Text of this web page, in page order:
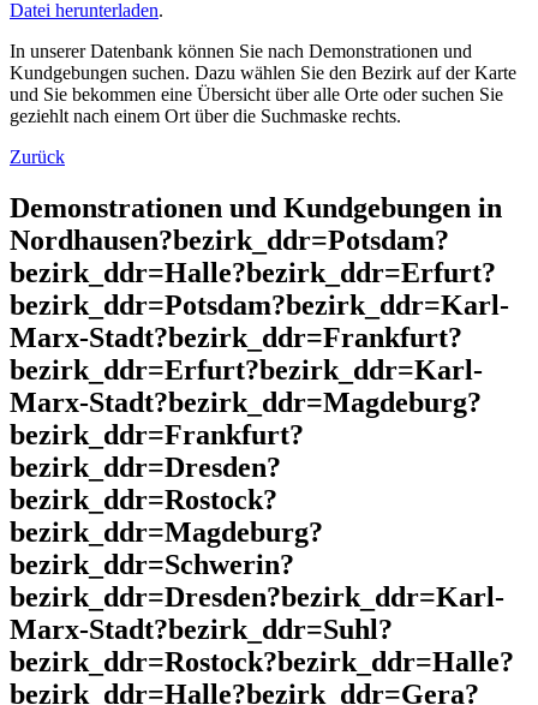
Datei herunterladen.
In unserer Datenbank können Sie nach Demonstrationen und
Kundgebungen suchen. Dazu wählen Sie den Bezirk auf der Karte
und Sie bekommen eine Übersicht über alle Orte oder suchen Sie
geziehlt nach einem Ort über die Suchmaske rechts.
Zurück
Demonstrationen und Kundgebungen in
Nordhausen?bezirk_ddr=Potsdam?
bezirk_ddr=Halle?bezirk_ddr=Erfurt?
bezirk_ddr=Potsdam?bezirk_ddr=Karl-
Marx-Stadt?bezirk_ddr=Frankfurt?
bezirk_ddr=Erfurt?bezirk_ddr=Karl-
Marx-Stadt?bezirk_ddr=Magdeburg?
bezirk_ddr=Frankfurt?
bezirk_ddr=Dresden?
bezirk_ddr=Rostock?
bezirk_ddr=Magdeburg?
bezirk_ddr=Schwerin?
bezirk_ddr=Dresden?bezirk_ddr=Karl-
Marx-Stadt?bezirk_ddr=Suhl?
bezirk_ddr=Rostock?bezirk_ddr=Halle?
bezirk_ddr=Halle?bezirk_ddr=Gera?